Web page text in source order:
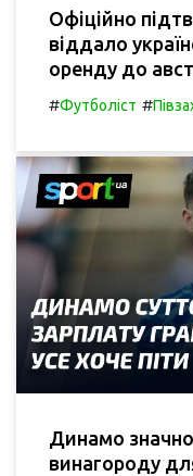
Офіційно
віддало
оренду до
#Футболіст #
Динамо
винагороду